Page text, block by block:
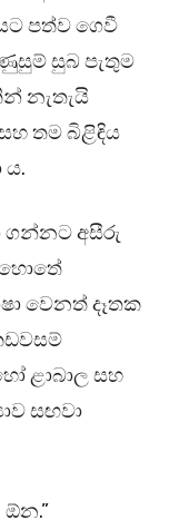
පත්ව ගෙවී
සුබ පැතුම
නැතැයි
තම බිළිඳිය
ගන්නට අසීරු
වෙනත් දෑතක
ළාබාල සහ
සඟවා